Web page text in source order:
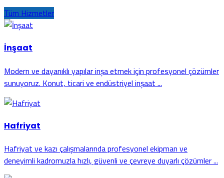
Tüm Hizmetler
İnşaat
Modern ve dayanıklı yapılar inşa etmek için profesyonel çözümler
sunuyoruz. Konut, ticari ve endüstriyel inşaat ...
Hafriyat
Hafriyat ve kazı çalışmalarında profesyonel ekipman ve
deneyimli kadromuzla hızlı, güvenli ve çevreye duyarlı çözümler ...